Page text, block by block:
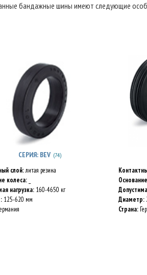
бандажные шины имеют следующие
СЕРИЯ: BEV (74)
слой:литая резина
колеса:
нагрузка: 160-4650 кг
125-620 мм
Диаметр:
Страна: